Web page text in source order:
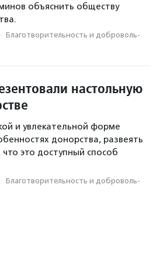
объяснить обществу
· Благотвори­тель­ность и доброволь­
настольную
и увлекательной форме
донорства, развеять
это доступный способ
· Благотвори­тель­ность и доброволь­